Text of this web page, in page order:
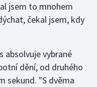
jsem to mnohem
čekal jsem, kdy
absolvuje vybrané
dění, od druhého
sekund. "S dvěma